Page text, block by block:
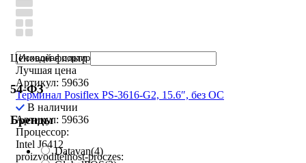
Ценовой фильтр
54-ФЗ
Бренды
Datavan(4)
Лучшая цена
Артикул: 59636
Терминал Posiflex PS-3616-G2, 15.6″, без ОС
В наличии
Артикул: 59636
Процессор:
Intel J6412
proizvoditelnost-proczes: